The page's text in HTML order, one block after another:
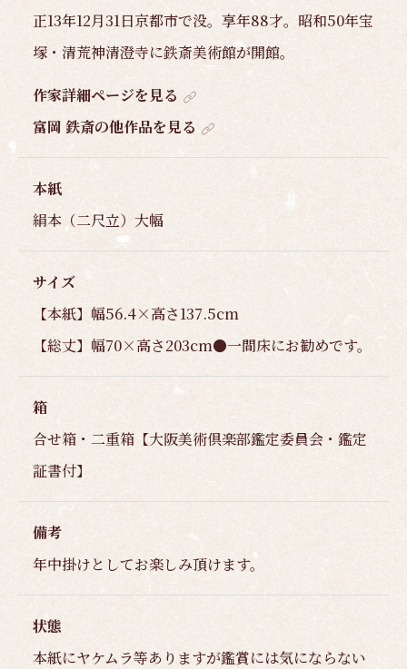
正13年12月31日京都市で没。享年88才。昭和50年宝
塚・清荒神清澄寺に鉄斎美術館が開館。
作家詳細ページを見る
富岡 鉄斎の他作品を見る
本紙
絹本（二尺立）大幅
サイズ
【本紙】幅56.4×高さ137.5cm
【総丈】幅70×高さ203cm●一間床にお勧めです。
箱
合せ箱・二重箱【大阪美術倶楽部鑑定委員会・鑑定
証書付】
備考
年中掛けとしてお楽しみ頂けます。
状態
本紙にヤケムラ等ありますが鑑賞には気にならない